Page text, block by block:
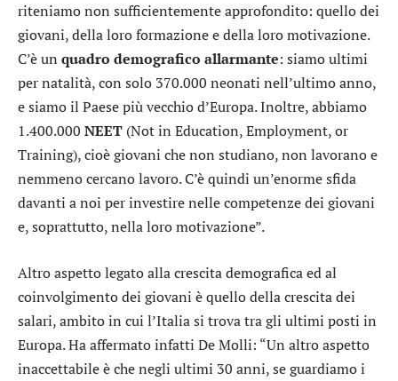
riteniamo non sufficientemente approfondito: quello dei
giovani, della loro formazione e della loro motivazione.
C’è un quadro demografico allarmante: siamo ultimi
per natalità, con solo 370.000 neonati nell’ultimo anno,
e siamo il Paese più vecchio d’Europa. Inoltre, abbiamo
1.400.000 NEET (Not in Education, Employment, or
Training), cioè giovani che non studiano, non lavorano e
nemmeno cercano lavoro. C’è quindi un’enorme sfida
davanti a noi per investire nelle competenze dei giovani
e, soprattutto, nella loro motivazione”.
Altro aspetto legato alla crescita demografica ed al
coinvolgimento dei giovani è quello della crescita dei
salari, ambito in cui l’Italia si trova tra gli ultimi posti in
Europa. Ha affermato infatti De Molli: “Un altro aspetto
inaccettabile è che negli ultimi 30 anni, se guardiamo i